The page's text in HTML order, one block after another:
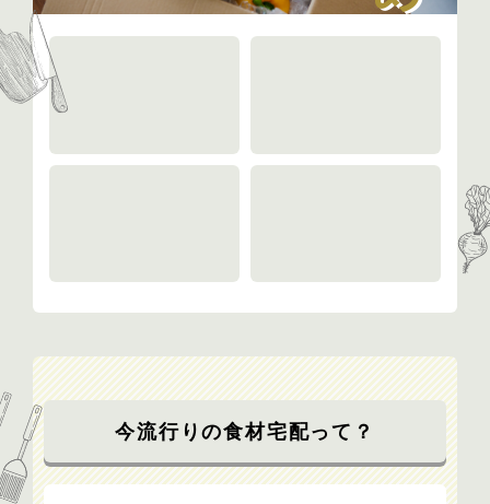
今流行りの食材宅配って？